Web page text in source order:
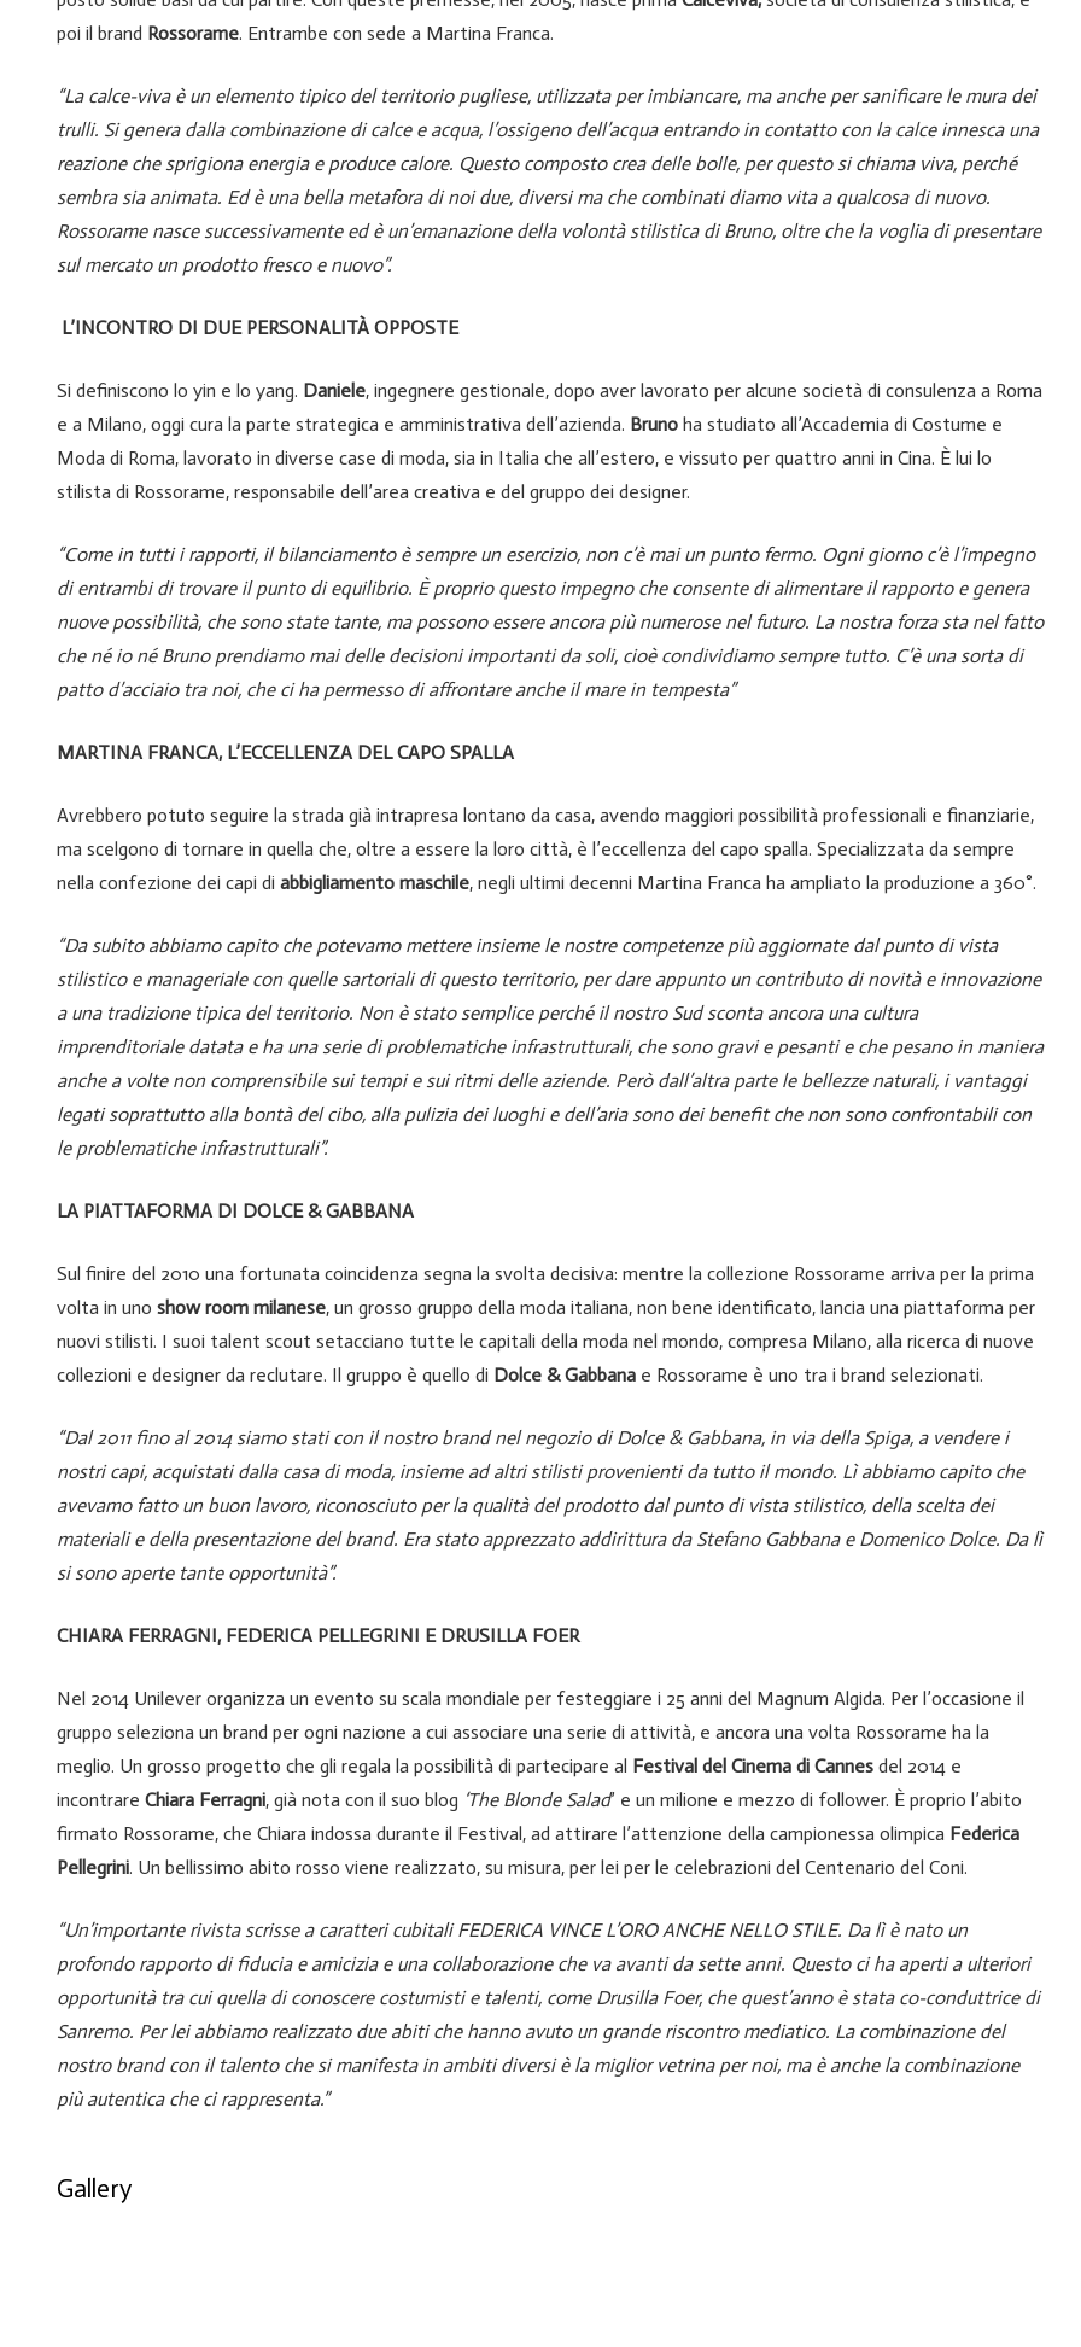
poi il brand Rossorame. Entrambe con sede a Martina Franca.
“La calce-viva è un elemento tipico del territorio pugliese, utilizzata per imbiancare, ma anche per sanificare le mura dei
trulli. Si genera dalla combinazione di calce e acqua, l’ossigeno dell’acqua entrando in contatto con la calce innesca una
reazione che sprigiona energia e produce calore. Questo composto crea delle bolle, per questo si chiama viva, perché
sembra sia animata. Ed è una bella metafora di noi due, diversi ma che combinati diamo vita a qualcosa di nuovo.
Rossorame nasce successivamente ed è un’emanazione della volontà stilistica di Bruno, oltre che la voglia di presentare
sul mercato un prodotto fresco e nuovo”.
L’INCONTRO DI DUE PERSONALITÀ OPPOSTE
Si definiscono lo yin e lo yang. Daniele, ingegnere gestionale, dopo aver lavorato per alcune società di consulenza a Roma
e a Milano, oggi cura la parte strategica e amministrativa dell’azienda. Bruno ha studiato all’Accademia di Costume e
Moda di Roma, lavorato in diverse case di moda, sia in Italia che all’estero, e vissuto per quattro anni in Cina. È lui lo
stilista di Rossorame, responsabile dell’area creativa e del gruppo dei designer.
“Come in tutti i rapporti, il bilanciamento è sempre un esercizio, non c’è mai un punto fermo. Ogni giorno c’è l’impegno
di entrambi di trovare il punto di equilibrio. È proprio questo impegno che consente di alimentare il rapporto e genera
nuove possibilità, che sono state tante, ma possono essere ancora più numerose nel futuro. La nostra forza sta nel fatto
che né io né Bruno prendiamo mai delle decisioni importanti da soli, cioè condividiamo sempre tutto. C’è una sorta di
patto d’acciaio tra noi, che ci ha permesso di affrontare anche il mare in tempesta”
MARTINA FRANCA, L’ECCELLENZA DEL CAPO SPALLA
Avrebbero potuto seguire la strada già intrapresa lontano da casa, avendo maggiori possibilità professionali e finanziarie,
ma scelgono di tornare in quella che, oltre a essere la loro città, è l’eccellenza del capo spalla. Specializzata da sempre
nella confezione dei capi di abbigliamento maschile, negli ultimi decenni Martina Franca ha ampliato la produzione a 360°.
“Da subito abbiamo capito che potevamo mettere insieme le nostre competenze più aggiornate dal punto di vista
stilistico e manageriale con quelle sartoriali di questo territorio, per dare appunto un contributo di novità e innovazione
a una tradizione tipica del territorio. Non è stato semplice perché il nostro Sud sconta ancora una cultura
imprenditoriale datata e ha una serie di problematiche infrastrutturali, che sono gravi e pesanti e che pesano in maniera
anche a volte non comprensibile sui tempi e sui ritmi delle aziende. Però dall’altra parte le bellezze naturali, i vantaggi
legati soprattutto alla bontà del cibo, alla pulizia dei luoghi e dell’aria sono dei benefit che non sono confrontabili con
le problematiche infrastrutturali”.
LA PIATTAFORMA DI DOLCE & GABBANA
Sul finire del 2010 una fortunata coincidenza segna la svolta decisiva: mentre la collezione Rossorame arriva per la prima
volta in uno show room milanese, un grosso gruppo della moda italiana, non bene identificato, lancia una piattaforma per
nuovi stilisti. I suoi talent scout setacciano tutte le capitali della moda nel mondo, compresa Milano, alla ricerca di nuove
collezioni e designer da reclutare. Il gruppo è quello di Dolce & Gabbana e Rossorame è uno tra i brand selezionati.
“Dal 2011 fino al 2014 siamo stati con il nostro brand nel negozio di Dolce & Gabbana, in via della Spiga, a vendere i
nostri capi, acquistati dalla casa di moda, insieme ad altri stilisti provenienti da tutto il mondo. Lì abbiamo capito che
avevamo fatto un buon lavoro, riconosciuto per la qualità del prodotto dal punto di vista stilistico, della scelta dei
materiali e della presentazione del brand. Era stato apprezzato addirittura da Stefano Gabbana e Domenico Dolce. Da lì
si sono aperte tante opportunità”.
CHIARA FERRAGNI, FEDERICA PELLEGRINI E DRUSILLA FOER
Nel 2014 Unilever organizza un evento su scala mondiale per festeggiare i 25 anni del Magnum Algida. Per l’occasione il
gruppo seleziona un brand per ogni nazione a cui associare una serie di attività, e ancora una volta Rossorame ha la
meglio. Un grosso progetto che gli regala la possibilità di partecipare al Festival del Cinema di Cannes del 2014 e
incontrare Chiara Ferragni, già nota con il suo blog ‘The Blonde Salad’ e un milione e mezzo di follower. È proprio l’abito
firmato Rossorame, che Chiara indossa durante il Festival, ad attirare l’attenzione della campionessa olimpica Federica
Pellegrini. Un bellissimo abito rosso viene realizzato, su misura, per lei per le celebrazioni del Centenario del Coni.
“Un’importante rivista scrisse a caratteri cubitali FEDERICA VINCE L’ORO ANCHE NELLO STILE. Da lì è nato un
profondo rapporto di fiducia e amicizia e una collaborazione che va avanti da sette anni. Questo ci ha aperti a ulteriori
opportunità tra cui quella di conoscere costumisti e talenti, come Drusilla Foer, che quest’anno è stata co-conduttrice di
Sanremo. Per lei abbiamo realizzato due abiti che hanno avuto un grande riscontro mediatico. La combinazione del
nostro brand con il talento che si manifesta in ambiti diversi è la miglior vetrina per noi, ma è anche la combinazione
più autentica che ci rappresenta.”
Gallery